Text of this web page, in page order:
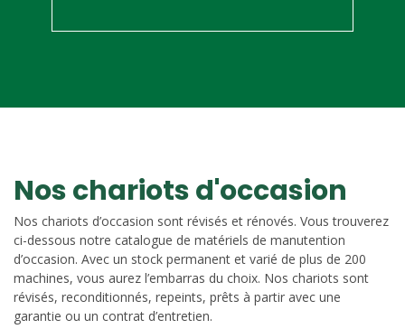
Nos chariots d'occasion
Nos chariots d’occasion sont révisés et rénovés. Vous trouverez
ci-dessous notre catalogue de matériels de manutention
d’occasion. Avec un stock permanent et varié de plus de 200
machines, vous aurez l’embarras du choix. Nos chariots sont
révisés, reconditionnés, repeints, prêts à partir avec une
garantie ou un contrat d’entretien.